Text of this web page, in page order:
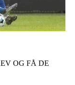
OG FÅ DE